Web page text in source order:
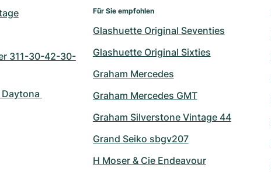
311-30-42-30-
Für Sie empfohlen
Glashuette Original Seventies
Glashuette Original Sixties
Graham Mercedes
Graham Mercedes GMT
Graham Silverstone Vintage 44
Grand Seiko sbgv207
H Moser & Cie Endeavour